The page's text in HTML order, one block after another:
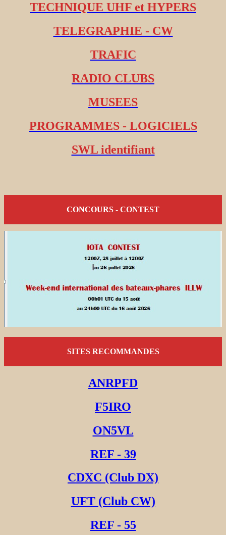
TECHNIQUE UHF et HYPERS
TELEGRAPHIE - CW
TRAFIC
RADIO CLUBS
MUSEES
PROGRAMMES - LOGICIELS
SWL identifiant
CONCOURS - CONTEST
SITES RECOMMANDES
ANRPFD
F5IRO
ON5VL
REF - 39
CDXC (Club DX)
UFT (Club CW)
REF - 55